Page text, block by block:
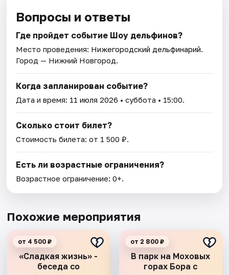
Вопросы и ответы
Где пройдет событие Шоу дельфинов?
Место проведения: Нижегородский дельфинарий.
Город — Нижний Новгород.
Когда запланирован событие?
Дата и время: 11 июля 2026 • суббота • 15:00.
Сколько стоит билет?
Стоимость билета: от 1 500 ₽.
Есть ли возрастные ограничения?
Возрастное ограничение: 0+.
Похожие мероприятия
«Сладкая жизнь» -
беседа со
от 4 500 ₽
В парк на Моховых
горах Бора с
от 2 800 ₽